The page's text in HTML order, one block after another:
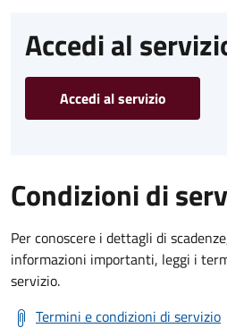
Accedi al
Accedi al servizio
Condizioni di
Per conoscere i dettagli di
informazioni importanti, leggi i
servizio.
Termini e condizioni di servizio